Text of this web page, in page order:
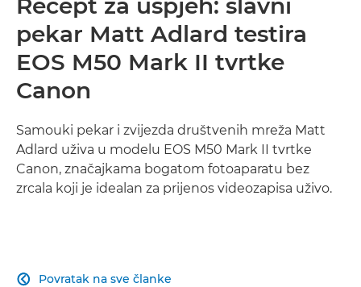
Recept za uspjeh: slavni
pekar Matt Adlard testira
EOS M50 Mark II tvrtke
Canon
Samouki pekar i zvijezda društvenih mreža Matt
Adlard uživa u modelu EOS M50 Mark II tvrtke
Canon, značajkama bogatom fotoaparatu bez
zrcala koji je idealan za prijenos videozapisa uživo.
Povratak na sve članke
